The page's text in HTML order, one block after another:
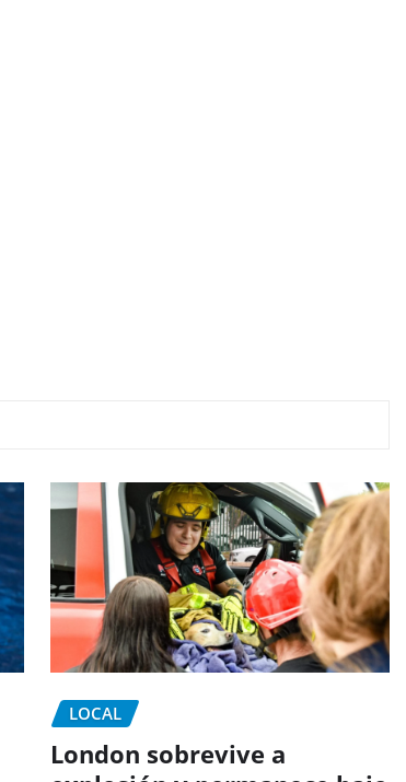
LOCAL
London sobrevive a